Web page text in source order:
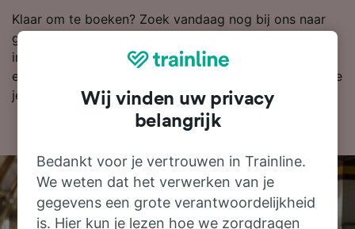
Klaar om te boeken? Zoek vandaag nog bij ons naar
goedkope treinkaartjes. Lees verder voor meer
informatie, zoals onze dienstregeling, waarin je de
eerste en laatste treinen kunt bekijken en tips over hoe
je goedkope treinkaartjes kunt vinden.
Wij vinden uw privacy
belangrijk
Bedankt voor je vertrouwen in Trainline.
We weten dat het verwerken van je
gegevens een grote verantwoordelijkheid
is. Hier kun je lezen hoe we zorgdragen